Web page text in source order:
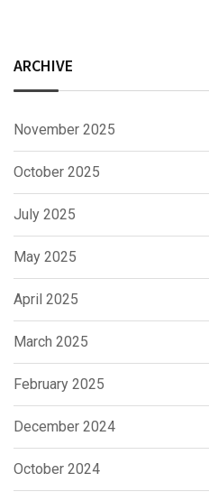
ARCHIVE
November 2025
October 2025
July 2025
May 2025
April 2025
March 2025
February 2025
December 2024
October 2024